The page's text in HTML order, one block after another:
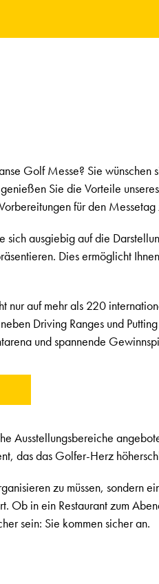
Golf Messe? Sie
Sie die Vorteile
für den Messetag
sich ausgiebig auf die
Dies ermöglicht
nur auf mehr als 220
Driving Ranges und
und spannende
Ausstellungsbereiche
das das Golfer-Herz
zu müssen, sondern
Ob in ein Restaurant zum
sein: Sie kommen sicher an.